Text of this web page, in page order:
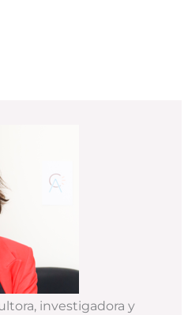
investigadora y